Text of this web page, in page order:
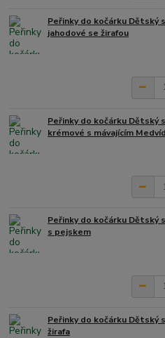
Peřinky do kočárku Dětský
jahodové se žirafou
Peřinky do kočárku Dětský
krémové s mávajícím
Peřinky do kočárku Dětský
s pejskem
Peřinky do kočárku Dětský
žirafa